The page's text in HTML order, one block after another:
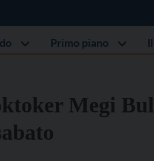
Primo piano
Megi